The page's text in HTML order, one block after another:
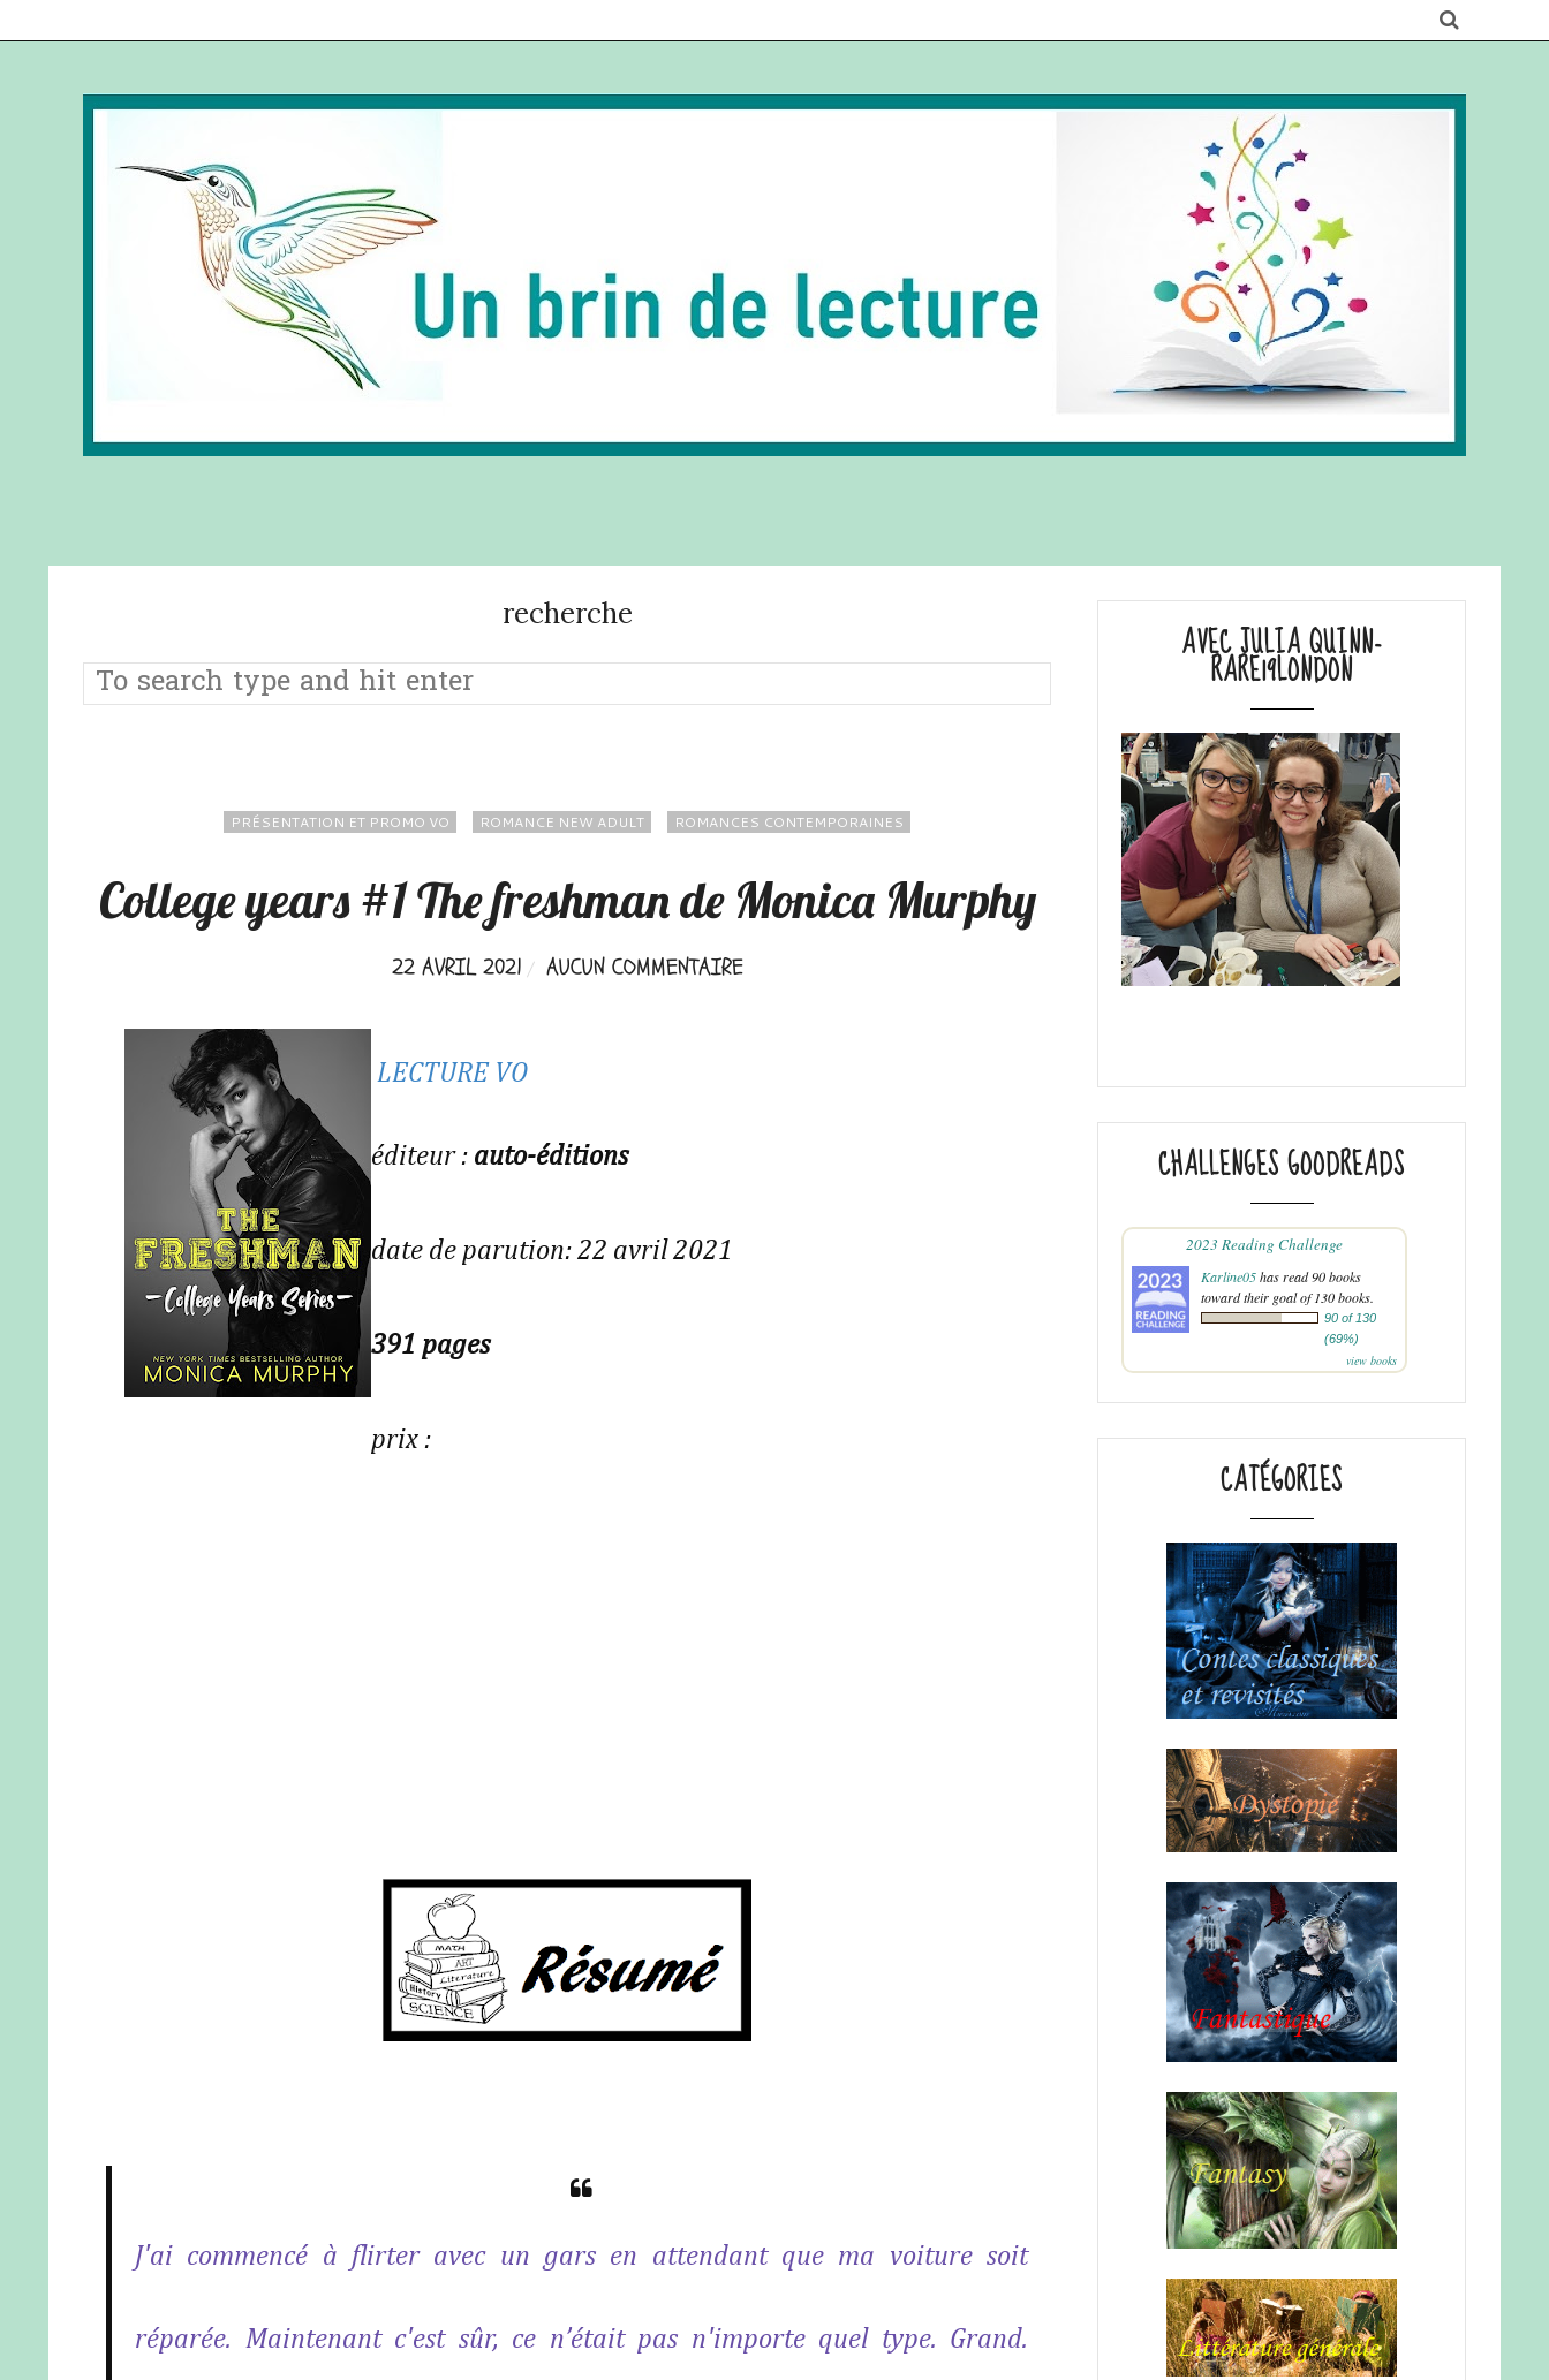
recherche
PRÉSENTATION ET PROMO VO ROMANCE NEW ADULT ROMANCES CONTEMPORAINES
College years #1 The freshman de Monica Murphy
22 AVRIL 2021 AUCUN COMMENTAIRE
LECTURE VO
éditeur : auto-éditions
date de parution: 22 avril 2021
391 pages
prix :
J'ai commencé à flirter avec un gars en attendant que ma voiture soit
réparée. Maintenant c'est sûr, ce n’était pas n'importe quel type. Grand.
AVEC JULIA QUINN-
RARE19LONDON
CHALLENGES GOODREADS
2023 Reading Challenge
Karline05has read 90 books
toward their goal of 130 books.
90 of 130
(69%)
view books
CATÉGORIES